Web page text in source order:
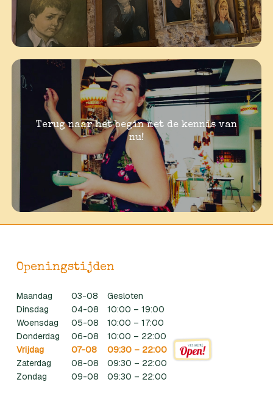
Terug naar het begin met de kennis van
nu!
Openingstijden
Maandag 03-08
Gesloten
Dinsdag
04-08
10:00 – 19:00
Woensdag
05-08
10:00 – 17:00
Donderdag
06-08
10:00 – 22:00
Vrijdag
07-08
09:30 – 22:00
Zaterdag
08-08
09:30 – 22:00
Zondag
09-08 09:30 – 22:00